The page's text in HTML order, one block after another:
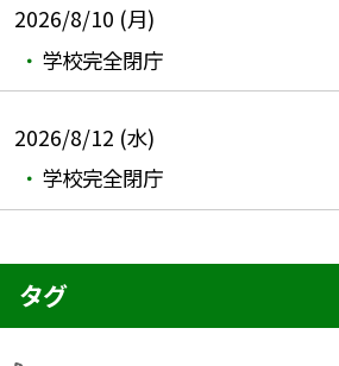
2026/8/10 (月)
学校完全閉庁
2026/8/12 (水)
学校完全閉庁
タグ